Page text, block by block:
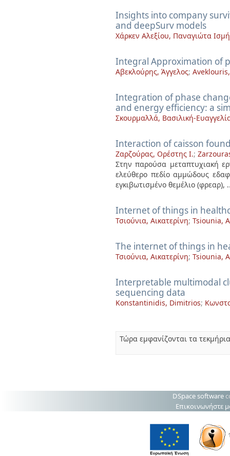
Insights into company
and deepSurv models
Χάρκεν Αλεξίου, Παναγιώτα
Integral Approximation of
Αβεκλούρης, Άγγελος;
Integration of phase
and energy efficiency: a
Σκουρμαλλά, Βασιλική-
Interaction of caisson
Ζαρζούρας, Ορέστης Ι.;
Στην παρούσα μεταπτυχιακή
ελεύθερο πεδίο αμμώδους
εγκιβωτισμένο θεμέλιο (φρεαρ),
Internet of things in
Τσιούνια, Αικατερίνη; Tsiounia,
The internet of things in
Τσιούνια, Αικατερίνη; Tsiounia,
Interpretable multimodal
sequencing data
Konstantinidis, Dimitrios;
Τώρα εμφανίζονται τα
DSpace software
Επικοινωνήστε